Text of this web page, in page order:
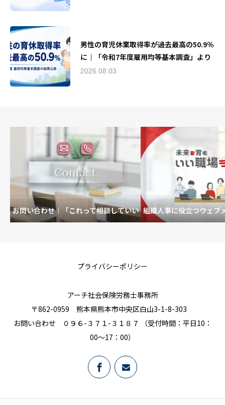
男性の育児休業取得率が過去最高の50.9％
に｜「令和7年度雇用均等基本調査」より
2026.08.03
お問い合わせ｜「これって相談していい 組織人事に役立つウェブ
プライバシーポリシー
アーチ社会保険労務士事務所
〒862-0959 熊本県熊本市中央区白山3-1-8-303
お問い合わせ ０９６-３７１-３１８７ （受付時間：平日10：
00～17：00）